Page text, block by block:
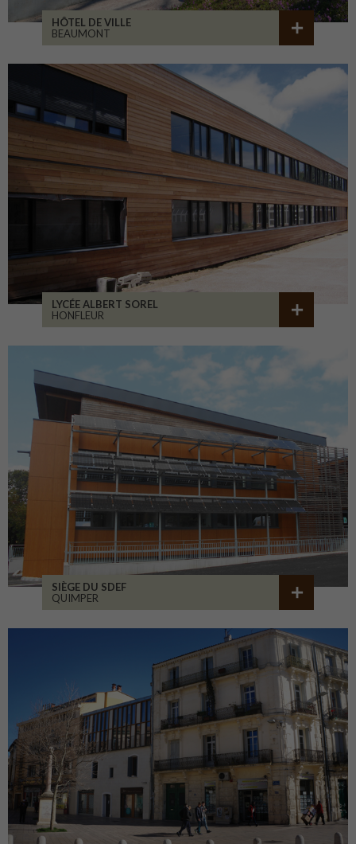
HÔTEL DE VILLE
BEAUMONT
LYCÉE ALBERT SOREL
HONFLEUR
SIÈGE DU SDEF
QUIMPER